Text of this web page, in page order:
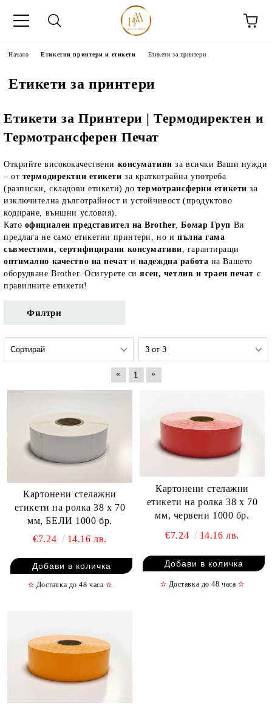
Начало Етикетни принтери и етикети Етикети за принтери
Етикети за принтери
Етикети за Принтери | Термодиректен и
Термотрансферен Печат
Открийте висококачествени консумативи за всички Ваши нужди
– от термодиректни етикети за краткотрайна употреба
(разписки, складови етикети) до термотрансферни етикети за
изключителна дълготрайност и устойчивост (продуктово
кодиране, външни условия).
Като официален представител на Brother,Бомар Груп Ви
предлага не само етикетни принтери, но и пълна гама
съвместими, сертифицирани консумативи, гарантиращи
оптимално качество на печат и надеждна работа на Вашето
оборудване Brother. Осигурете сиясен, четлив и траен печат с
правилните етикети!
Филтри
« 1 »
Картонени стелажни
етикети на ролка 38 х 70
мм, БЕЛИ 1000 бр.
€7.24
14.16 лв.
✫ Доставка до 48 часа ✫
Картонени стелажни
етикети на ролка 38 х 70
мм, червени 1000 бр.
€7.24
14.16 лв.
✫ Доставка до 48 часа ✫